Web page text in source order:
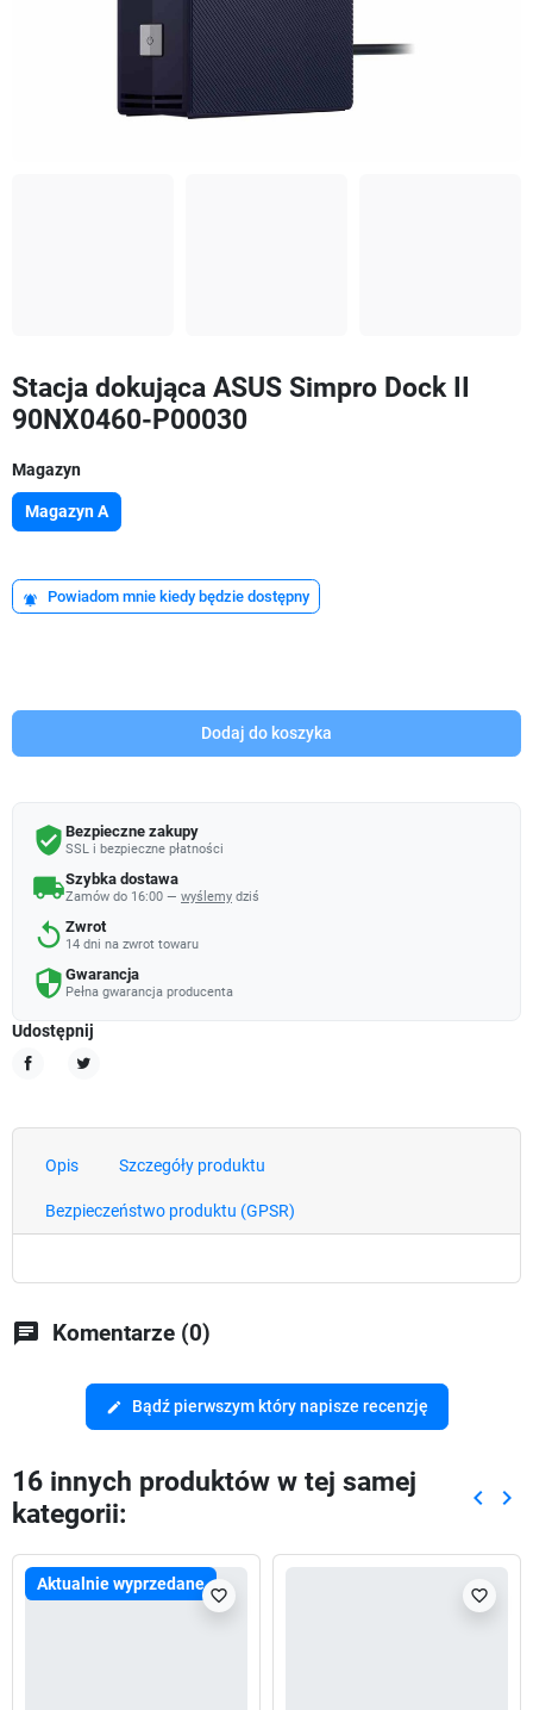
Stacja dokująca ASUS Simpro Dock II
90NX0460-P00030
Magazyn
Magazyn A
notifications_active Powiadom mnie kiedy będzie dostępny
Dodaj do koszyka
verified_user Bezpieczne zakupy
SSL i bezpieczne płatności
local_shippingSzybka dostawa
Zamów do 16:00 — wyślemy dziś
replay Zwrot
14 dni na zwrot towaru
security Gwarancja
Pełna gwarancja producenta
Udostępnij
Opis Szczegóły produktu
Bezpieczeństwo produktu (GPSR)
chat Komentarze (0)
edit Bądź pierwszym który napisze recenzję
16 innych produktów w tej samej
kategorii:
keyboard_arrow_left keyboard_arrow_right
Aktualnie wyprzedane
favorite_border favorite_border